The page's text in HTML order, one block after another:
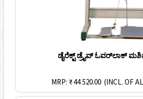
ಡೈರೆಕ್ಟ್ ಡ್ರೈವ್ ಓವರ್‌ಲಾಕ್
MRP: ₹ 44 520.00 (INCL. OF